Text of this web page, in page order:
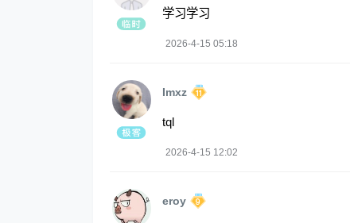
学习学习
2026-4-15 05:18
Imxz
tql
2026-4-15 12:02
eroy